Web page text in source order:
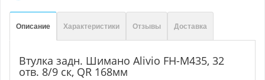
Описание Характеристики Отзывы Доставка
Втулка задн. Шимано Alivio FH-M435, 32
отв. 8/9 ск, QR 168мм